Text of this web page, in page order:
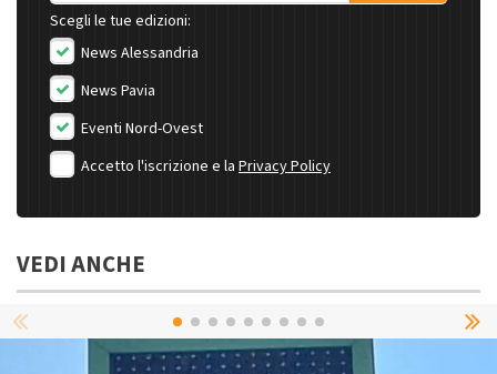
Scegli le tue edizioni:
News Alessandria
News Pavia
Eventi Nord-Ovest
Accetto l'iscrizione e la Privacy Policy
VEDI ANCHE